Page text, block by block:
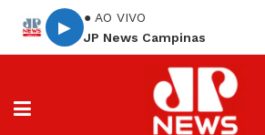
▶
● AO VIVO
JP News Campinas